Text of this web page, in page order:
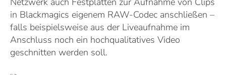
in Blackmagics eigenem RAW-Codec anschließen –
falls beispielsweise aus der Liveaufnahme im
Anschluss noch ein hochqualitatives Video
geschnitten werden soll.